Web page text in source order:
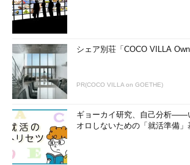
［自由形式の領域］で画像を切り取った後のマー
クアップ・ウィンドウ
シェア別荘「COCO VILLA
PR(COCO VILLA on GOETHE)
ギョーカイ研究、自己分析――
オロしないための「就活準備